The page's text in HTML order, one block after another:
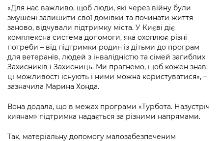
Регуляторна діяльність
Промисловість і наука Києва
Підприємства, установи, організації
Kyiv International Relations
Гендерна політика
Ритуальні послуги
Іноземцям / For foreigners
Пам'ятки культурної спадщини
Портал Захисників та Захисниць
Безбар'єрність
Портал послуг
Міський застосунок Київ Цифровий
Рада з питань внутрішньо переміщених
осіб при Київській міській військовій
адміністрації
«Ініціатива «Партнерство «Відкритий
Уряд» – місцевий рівень»
Важливе під час воєнного стану
Звіти про опрацювання запитів на
публічну інформацію
Інформація для споживачів
Про відкриті дані
Портал даних Києва
Публічні дашборди
Контакти для медіа / Contacts for mass
media
«Для нас важливо, щоб люди, які через війну були
змушені залишити свої домівки та починати життя
заново, відчували підтримку міста. У Києві діє
комплексна система допомоги, яка охоплює різні
потреби – від підтримки родин із дітьми до програм
для ветеранів, людей з інвалідністю та сімей загиблих
Захисників і Захисниць. Ми прагнемо, щоб кожен знав:
ці можливості існують і ними можна користуватися», –
зазначила Марина Хонда.
Вона додала, що в межах програми «Турбота. Назустріч
киянам» підтримка надається за різними напрямами.
Так, матеріальну допомогу малозабезпеченим